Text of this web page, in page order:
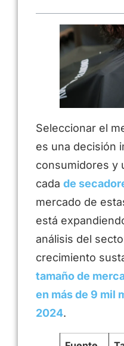
Seleccionar el
es una decisión
consumidores y
cada de
mercado de
está
análisis del
crecimiento
tamaño de
en más de 9 mil
2024.